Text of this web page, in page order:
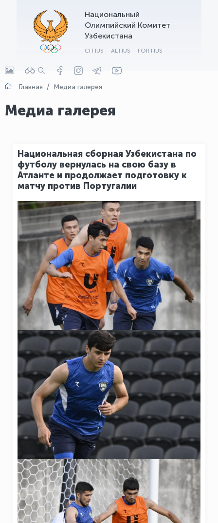
Национальный
Олимпийский Комитет
Узбекистана
CITIUS ALTIUS FORTIUS
Главная Медиа галерея
Медиа галерея
Национальная сборная Узбекистана по
футболу вернулась на свою базу в
Атланте и продолжает подготовку к
матчу против Португалии
OLYMPCHIK AI - yordamchi
Онлайн · olympic.uz